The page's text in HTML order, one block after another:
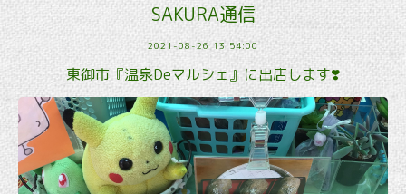
SAKURA通信
2021-08-26 13:54:00
東御市『温泉Deマルシェ』に出店します❣️